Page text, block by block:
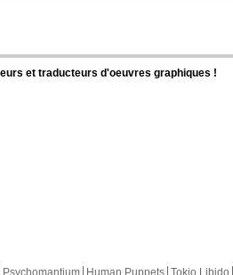
et traducteurs d'oeuvres graphiques !
Psychomantium Human Puppets Tokio Libido